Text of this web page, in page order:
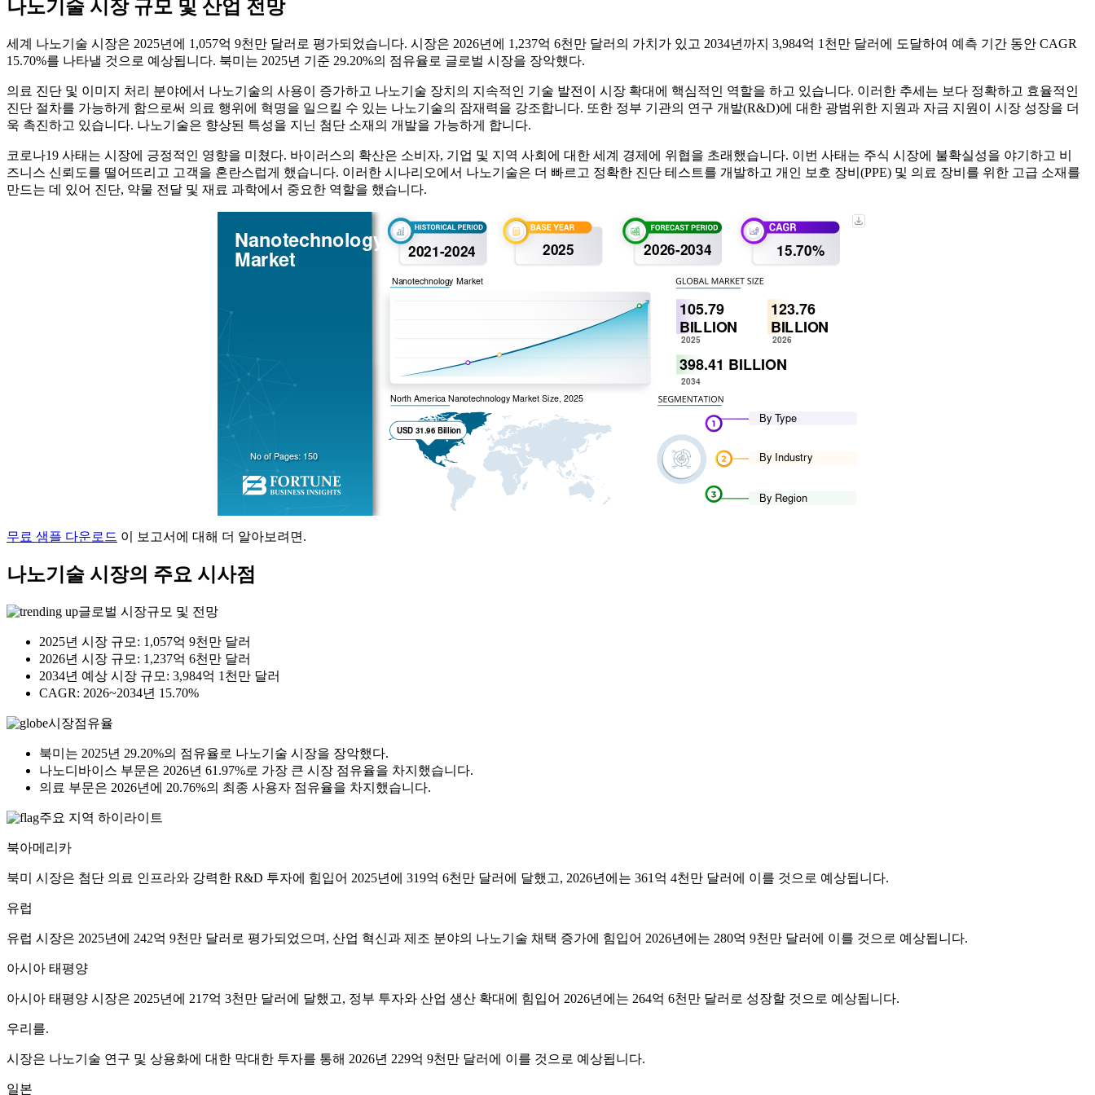
나노기술 시장 규모 및 산업 전망
세계 나노기술 시장은 2025년에 1,057억 9천만 달러로 평가되었습니다. 시장은 2026년에 1,237억 6천만 달러의 가치가 있고 2034년까지 3,984억 1천만 달러에 도달하여 예측 기간 동안 CAGR
15.70%를 나타낼 것으로 예상됩니다. 북미는 2025년 기준 29.20%의 점유율로 글로벌 시장을 장악했다.
의료 진단 및 이미지 처리 분야에서 나노기술의 사용이 증가하고 나노기술 장치의 지속적인 기술 발전이 시장 확대에 핵심적인 역할을 하고 있습니다. 이러한 추세는 보다 정확하고 효율적인
진단 절차를 가능하게 함으로써 의료 행위에 혁명을 일으킬 수 있는 나노기술의 잠재력을 강조합니다. 또한 정부 기관의 연구 개발(R&D)에 대한 광범위한 지원과 자금 지원이 시장 성장을 더
욱 촉진하고 있습니다. 나노기술은 향상된 특성을 지닌 첨단 소재의 개발을 가능하게 합니다.
코로나19 사태는 시장에 긍정적인 영향을 미쳤다. 바이러스의 확산은 소비자, 기업 및 지역 사회에 대한 세계 경제에 위협을 초래했습니다. 이번 사태는 주식 시장에 불확실성을 야기하고 비
즈니스 신뢰도를 떨어뜨리고 고객을 혼란스럽게 했습니다. 이러한 시나리오에서 나노기술은 더 빠르고 정확한 진단 테스트를 개발하고 개인 보호 장비(PPE) 및 의료 장비를 위한 고급 소재를
만드는 데 있어 진단, 약물 전달 및 재료 과학에서 중요한 역할을 했습니다.
무료 샘플 다운로드 이 보고서에 대해 더 알아보려면.
나노기술 시장의 주요 시사점
글로벌 시장규모 및 전망
2025년 시장 규모: 1,057억 9천만 달러
2026년 시장 규모: 1,237억 6천만 달러
2034년 예상 시장 규모: 3,984억 1천만 달러
CAGR: 2026~2034년 15.70%
시장점유율
북미는 2025년 29.20%의 점유율로 나노기술 시장을 장악했다.
나노디바이스 부문은 2026년 61.97%로 가장 큰 시장 점유율을 차지했습니다.
의료 부문은 2026년에 20.76%의 최종 사용자 점유율을 차지했습니다.
주요 지역 하이라이트
북아메리카
북미 시장은 첨단 의료 인프라와 강력한 R&D 투자에 힘입어 2025년에 319억 6천만 달러에 달했고, 2026년에는 361억 4천만 달러에 이를 것으로 예상됩니다.
유럽
유럽 ​​시장은 2025년에 242억 9천만 달러로 평가되었으며, 산업 혁신과 제조 분야의 나노기술 채택 증가에 힘입어 2026년에는 280억 9천만 달러에 이를 것으로 예상됩니다.
아시아 태평양
아시아 태평양 시장은 2025년에 217억 3천만 달러에 달했고, 정부 투자와 산업 생산 확대에 힘입어 2026년에는 264억 6천만 달러로 성장할 것으로 예상됩니다.
우리를.
시장은 나노기술 연구 및 상용화에 대한 막대한 투자를 통해 2026년 229억 9천만 달러에 이를 것으로 예상됩니다.
일본